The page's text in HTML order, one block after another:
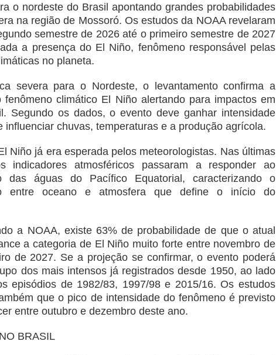
o nordeste do Brasil apontando grandes probabilidades
na região de Mossoró. Os estudos da NOAA revelaram
semestre de 2026 até o primeiro semestre de 2027
a presença do El Niño, fenômeno responsável pelas
no planeta.
severa para o Nordeste, o levantamento confirma a
fenômeno climático El Niño alertando para impactos em
Segundo os dados, o evento deve ganhar intensidade
influenciar chuvas, temperaturas e a produção agrícola.
Niño já era esperada pelos meteorologistas. Nas últimas
indicadores atmosféricos passaram a responder ao
das águas do Pacífico Equatorial, caracterizando o
entre oceano e atmosfera que define o início do
a NOAA, existe 63% de probabilidade de que o atual
a categoria de El Niño muito forte entre novembro de
de 2027. Se a projeção se confirmar, o evento poderá
dos mais intensos já registrados desde 1950, ao lado
episódios de 1982/83, 1997/98 e 2015/16. Os estudos
que o pico de intensidade do fenômeno é previsto
entre outubro e dezembro deste ano.
BRASIL